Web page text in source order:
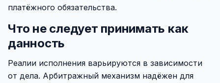
платёжного обязательства.
Что не следует принимать как
данность
Реалии исполнения варьируются в зависимости
от дела. Арбитражный механизм надёжен для